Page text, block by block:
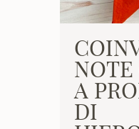
NOTE
A
DI